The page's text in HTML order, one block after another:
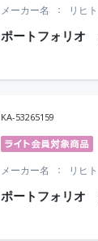
ポートフォリ
メーカー名 リヒ
KA-53265159
ポートフォリ
メーカー名 リヒ